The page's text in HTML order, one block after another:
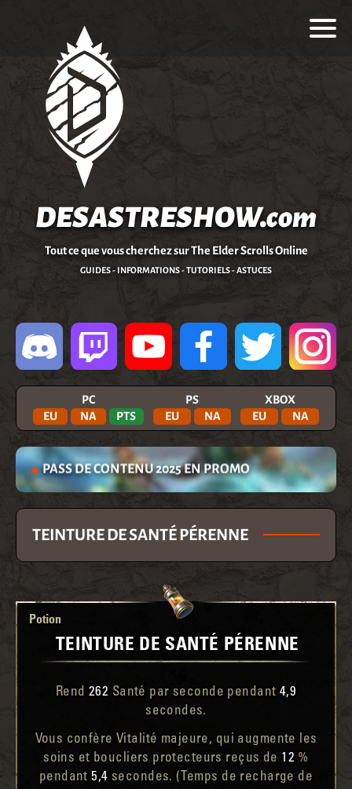
DESASTRESHOW.com
Tout ce que vous cherchez sur The Elder Scrolls Online
GUIDES - INFORMATIONS - TUTORIELS - ASTUCES
PC
EU
NA PTS
PS
EU
NA
XBOX
EU
NA
PASS DE CONTENU 2025 EN PROMO
TEINTURE DE SANTÉ PÉRENNE
Potion
TEINTURE DE SANTÉ PÉRENNE
Rend262 Santé par seconde pendant 4,9
secondes.
Vous confère Vitalité majeure, qui augmente les
soins et boucliers protecteurs reçus de 12 %
pendant5,4 secondes. (Temps de recharge de